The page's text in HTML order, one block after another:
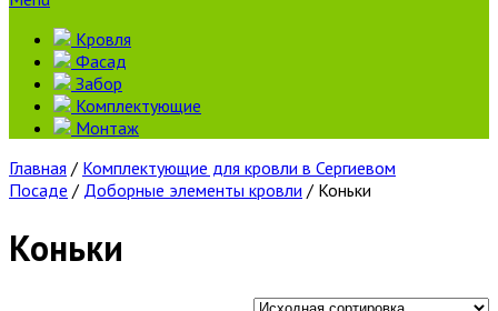
Кровля
Фасад
Забор
Комплектующие
Монтаж
Главная / Комплектующие для кровли в Сергиевом
Посаде / Доборные элементы кровли / Коньки
Коньки